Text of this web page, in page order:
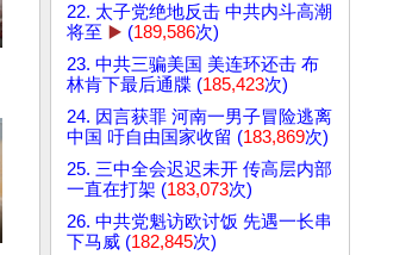
22. 太子党绝地反击 中共内斗高潮
将至 ▶️ (189,586次)
23. 中共三骗美国 美连环还击 布
林肯下最后通牒 (185,423次)
24. 因言获罪 河南一男子冒险逃离
中国 吁自由国家收留 (183,869次)
25. 三中全会迟迟未开 传高层内部
一直在打架 (183,073次)
26. 中共党魁访欧讨饭 先遇一长串
下马威 (182,845次)